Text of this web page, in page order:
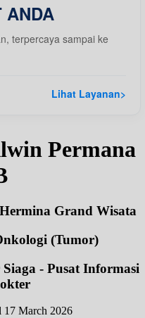
ANDA
terpercaya sampai ke
Lihat Layanan>
Permana
Grand Wisata
(Tumor)
- Pusat Informasi
17 March 2026